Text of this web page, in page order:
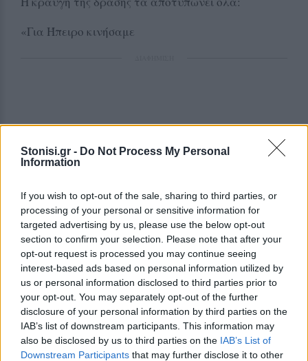
Stonisi.gr - Do Not Process My Personal
Information
If you wish to opt-out of the sale, sharing to third parties, or
processing of your personal or sensitive information for
targeted advertising by us, please use the below opt-out
section to confirm your selection. Please note that after your
opt-out request is processed you may continue seeing
interest-based ads based on personal information utilized by
us or personal information disclosed to third parties prior to
your opt-out. You may separately opt-out of the further
disclosure of your personal information by third parties on the
IAB’s list of downstream participants. This information may
also be disclosed by us to third parties on the IAB’s List of
Downstream Participants that may further disclose it to other
«Για Ήπειρο κινήσαμε